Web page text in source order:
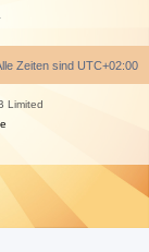
Zeiten sind UTC+02:00
Limited